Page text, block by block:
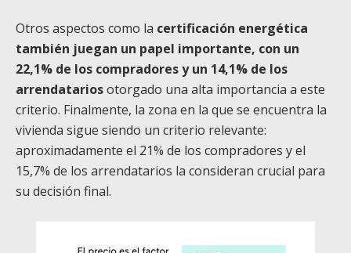
Otros aspectos como la certificación energética
también juegan un papel importante, con un
22,1% de los compradores y un 14,1% de los
arrendatariosotorgado una alta importancia a este
criterio. Finalmente, la zona en la que se encuentra la
vivienda sigue siendo un criterio relevante:
aproximadamente el 21% de los compradores y el
15,7% de los arrendatarios la consideran crucial para
su decisión final.